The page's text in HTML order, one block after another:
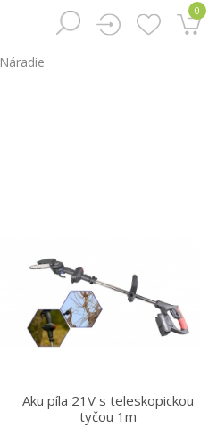
0
Náradie
Aku píla 21V s teleskopickou
tyčou 1m